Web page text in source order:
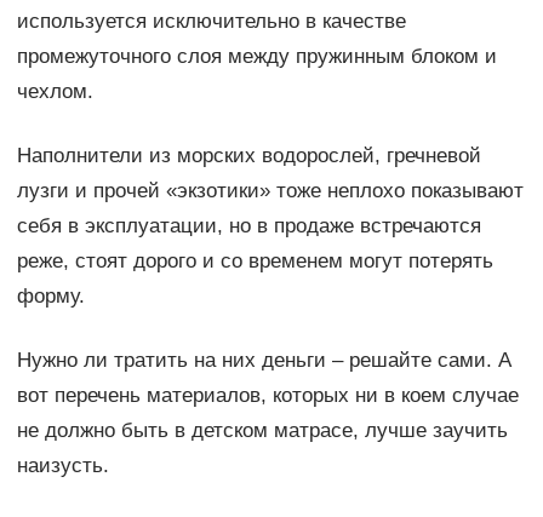
используется исключительно в качестве
промежуточного слоя между пружинным блоком и
чехлом.
Наполнители из морских водорослей, гречневой
лузги и прочей «экзотики» тоже неплохо показывают
себя в эксплуатации, но в продаже встречаются
реже, стоят дорого и со временем могут потерять
форму.
Нужно ли тратить на них деньги – решайте сами. А
вот перечень материалов, которых ни в коем случае
не должно быть в детском матрасе, лучше заучить
наизусть.